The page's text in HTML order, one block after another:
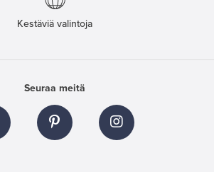
Kestäviä valintoja
Seuraa meitä